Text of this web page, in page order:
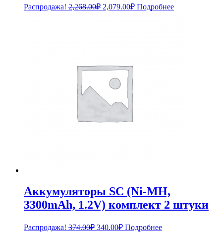
Распродажа! 2,268.00₽ Первоначальная
2,079.00₽Текущая
Подробнее
Аккумуляторы SC (Ni-MH,
3300mAh, 1.2V) комплект 2 штуки
Распродажа! 374.00₽ Первоначальная
340.00₽Текущая
Подробнее